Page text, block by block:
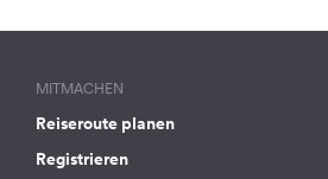
MITMACHEN
Reiseroute planen
Registrieren